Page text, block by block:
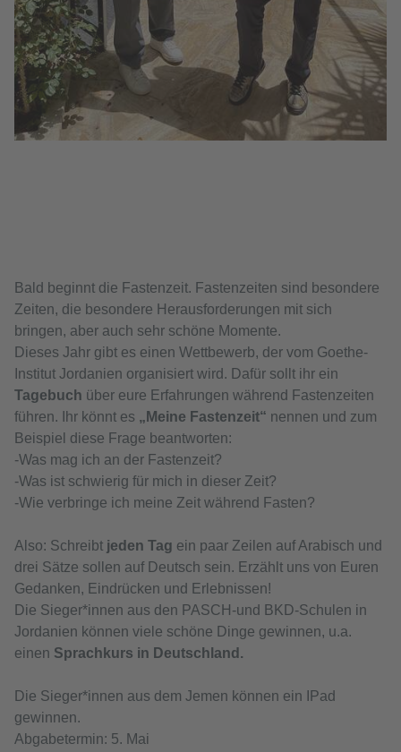
Bald beginnt die Fastenzeit. Fastenzeiten sind besondere
Zeiten, die besondere Herausforderungen mit sich
bringen, aber auch sehr schöne Momente.
Dieses Jahr gibt es einen Wettbewerb, der vom Goethe-
Institut Jordanien organisiert wird. Dafür sollt ihr ein
Tagebuch über eure Erfahrungen während Fastenzeiten
führen. Ihr könnt es „Meine Fastenzeit“ nennen und zum
Beispiel diese Frage beantworten:
-Was mag ich an der Fastenzeit?
-Was ist schwierig für mich in dieser Zeit?
-Wie verbringe ich meine Zeit während Fasten?
Also: Schreibt jeden Tag ein paar Zeilen auf Arabisch und
drei Sätze sollen auf Deutsch sein. Erzählt uns von Euren
Gedanken, Eindrücken und Erlebnissen!
Die Sieger*innen aus den PASCH-und BKD-Schulen in
Jordanien können viele schöne Dinge gewinnen, u.a.
einen Sprachkurs in Deutschland.
Die Sieger*innen aus dem Jemen können ein IPad
gewinnen.
Abgabetermin: 5. Mai